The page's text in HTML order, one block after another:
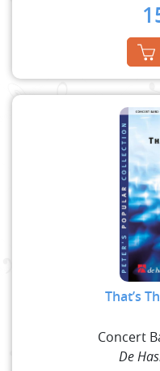
That’s
Concert
De